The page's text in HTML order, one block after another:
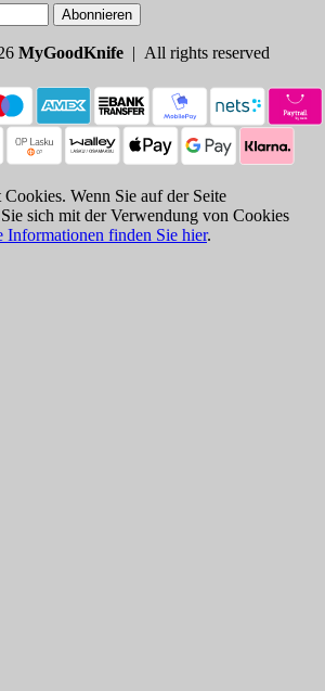
Abonnieren
MyGoodKnife | All rights reserved
Wenn Sie auf der Seite
sich mit der Verwendung von Cookies
Informationen finden Sie hier.